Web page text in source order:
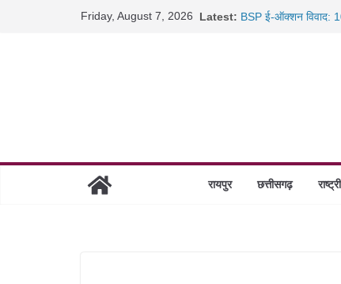
Friday, August 7, 2026 Latest: BSP ई-ऑक्शन विवाद:
छत्तीसगढ़ में 1460
साइबर ठगी पर दुर्ग
रायपुर छत्तीसगढ़